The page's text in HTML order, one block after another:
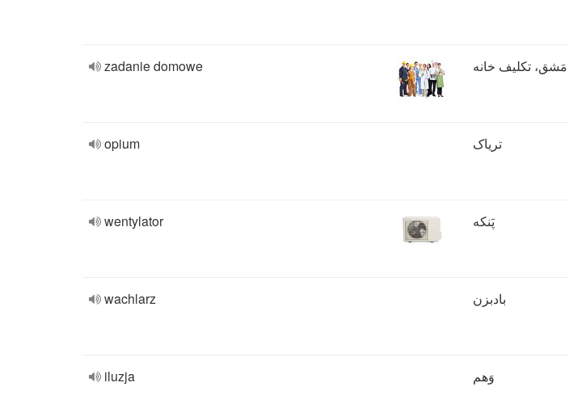
zadanie domowe مَشق، تکلیف خانه
opium تریاک
wentylator پَنکه
wachlarz بادبزن
iluzja وَهم